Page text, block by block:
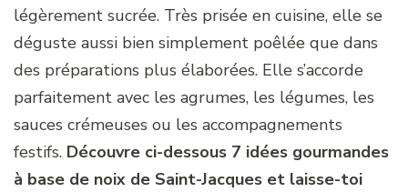
légèrement sucrée. Très prisée en cuisine, elle se
déguste aussi bien simplement poêlée que dans
des préparations plus élaborées. Elle s’accorde
parfaitement avec les agrumes, les légumes, les
sauces crémeuses ou les accompagnements
festifs. Découvre ci-dessous 7 idées gourmandes
à base de noix de Saint-Jacques et laisse-toi